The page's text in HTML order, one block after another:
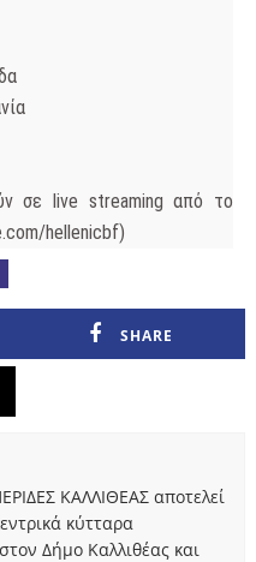
σε live streaming από το
hellenicbf)
SHARE
ΚΑΛΛΙΘΕΑΣ αποτελεί
κύτταρα
Δήμο Καλλιθέας και